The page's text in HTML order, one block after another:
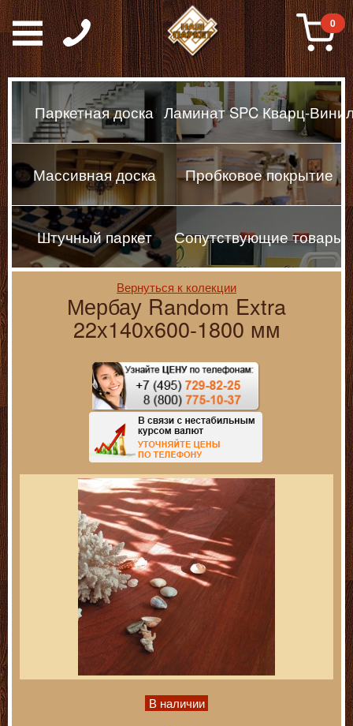
Паркет, Штучный
0
Паркетная доска Ламинат SPC Кварц-
Массивная доска Пробковое покрытие
Штучный паркет Сопутствующие товары
Мербау Random Extra
22х140х600-1800 мм
Вернуться к колекции
В наличии